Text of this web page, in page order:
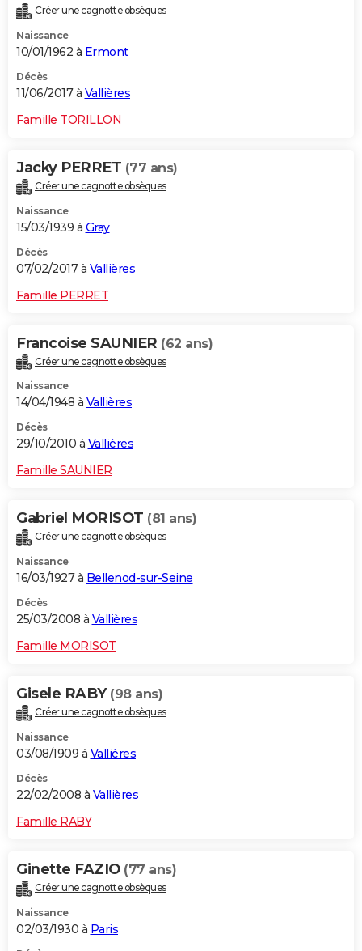
Créer une cagnotte obsèques
Naissance
10/01/1962 à Ermont
Décès
11/06/2017 à Vallières
Famille TORILLON
Jacky PERRET (77 ans)
Créer une cagnotte obsèques
Naissance
15/03/1939 à Gray
Décès
07/02/2017 à Vallières
Famille PERRET
Francoise SAUNIER (62 ans)
Créer une cagnotte obsèques
Naissance
14/04/1948 à Vallières
Décès
29/10/2010 à Vallières
Famille SAUNIER
Gabriel MORISOT (81 ans)
Créer une cagnotte obsèques
Naissance
16/03/1927 à Bellenod-sur-Seine
Décès
25/03/2008 à Vallières
Famille MORISOT
Gisele RABY (98 ans)
Créer une cagnotte obsèques
Naissance
03/08/1909 à Vallières
Décès
22/02/2008 à Vallières
Famille RABY
Ginette FAZIO (77 ans)
Créer une cagnotte obsèques
Naissance
02/03/1930 à Paris